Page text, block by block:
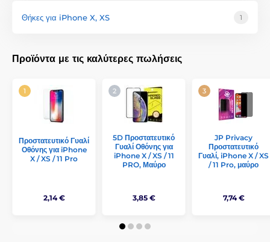
Θήκες για iPhone X, XS 1
Προϊόντα με τις καλύτερες πωλήσεις
Προστατευτικό Γυαλί
Οθόνης για iPhone
X / XS / 11 Pro
2,14 €
5D Προστατευτικό
Γυαλί Οθόνης για
iPhone X / XS / 11
PRO, Μαύρο
3,85 €
JP Privacy
Προστατευτικό
Γυαλί, iPhone X / XS
/ 11 Pro, μαύρο
7,74 €